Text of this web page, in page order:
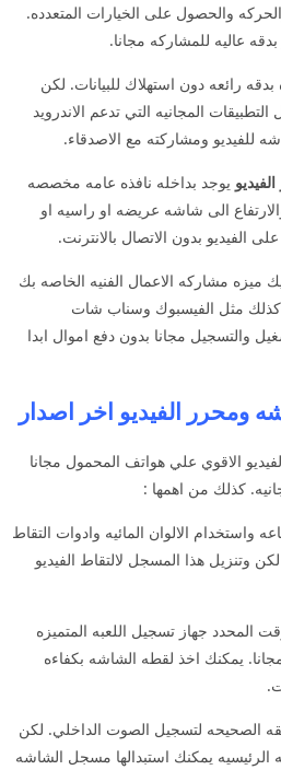
والحصول على الخيارات المتعدده.
عاليه للمشاركه مجانا.
رائعه دون استهلاك للبيانات. لكن
المجانيه التي تدعم الاندرويد
للفيديو ومشاركته مع الاصدقاء.
يوجد بداخله نافذه عامه مخصصه
الى شاشه عريضه او راسيه او
الفيديو بدون الاتصال بالانترنت.
ميزه مشاركه الاعمال الفنيه الخاصه بك
كذلك مثل الفيسبوك وسناب شات
والتسجيل مجانا بدون دفع اموال ابدا
الفيديو اخر اصدار
الاقوي علي هواتف المحمول مجانا
كذلك من اهمها :
واستخدام الالوان المائيه وادوات التقاط
وتنزيل هذا المسجل لالتقاط الفيديو
المحدد جهاز تسجيل اللعبه المتميزه
يمكنك اخذ لقطه الشاشه بكفاءه
الصحيحه لتسجيل الصوت الداخلي. لكن
يمكنك استبدالها مسجل الشاشه